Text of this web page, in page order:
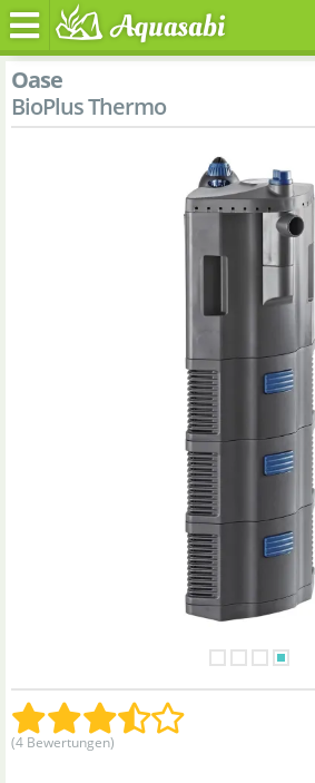
Oase
BioPlus Thermo
(4 Bewertungen)